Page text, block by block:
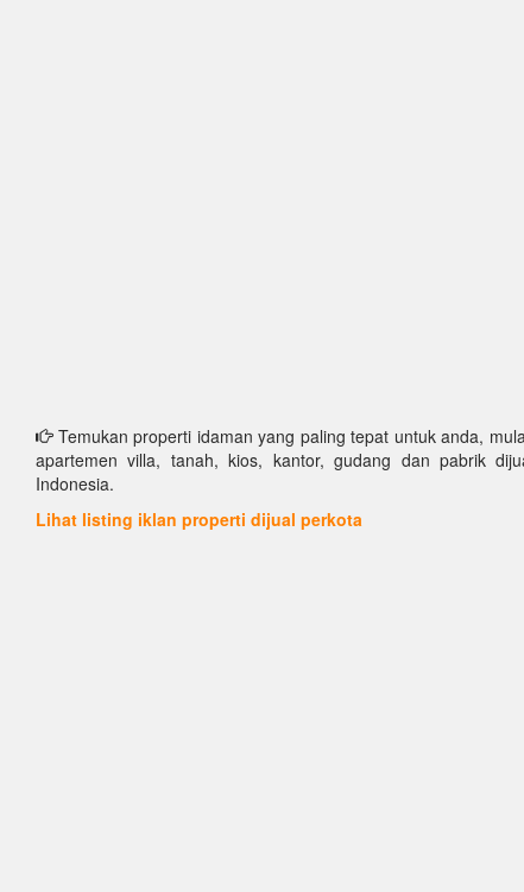
Temukan properti idaman yang paling tepat untuk anda,
apartemen villa, tanah, kios, kantor, gudang dan pabrik
Indonesia.
Lihat listing iklan properti dijual perkota